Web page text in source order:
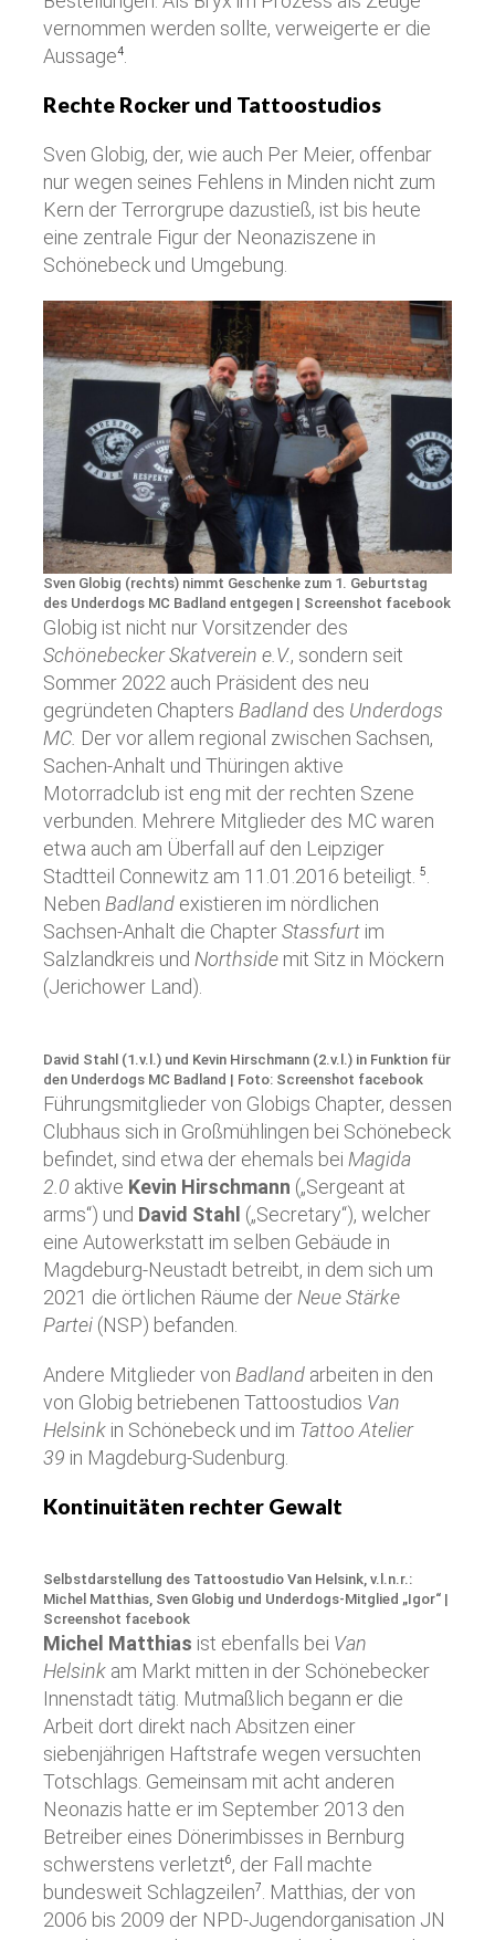
vernommen werden sollte, verweigerte er die
Aussage4
Rechte Rocker und Tattoostudios
Sven Globig, der, wie auch Per Meier, offenbar
nur wegen seines Fehlens in Minden nicht zum
Kern der Terrorgrupe dazustieß, ist bis heute
eine zentrale Figur der Neonaziszene in
Schönebeck und Umgebung.
Sven Globig (rechts) nimmt Geschenke zum 1. Geburtstag
des Underdogs MC Badland entgegen | Screenshot facebook
Globig ist nicht nur Vorsitzender des
Schönebecker Skatverein e.V., sondern seit
Sommer 2022 auch Präsident des neu
gegründeten Chapters Badland des Underdogs
MC. Der vor allem regional zwischen Sachsen,
Sachen-Anhalt und Thüringen aktive
Motorradclub ist eng mit der rechten Szene
verbunden. Mehrere Mitglieder des MC waren
etwa auch am Überfall auf den Leipziger
Stadtteil Connewitz am 11.01.2016 beteiligt.
5
Neben Badland existieren im nördlichen
Sachsen-Anhalt die ChapterStassfurt im
Salzlandkreis und Northside mit Sitz in Möckern
(Jerichower Land).
David Stahl (1.v.l.) und Kevin Hirschmann (2.v.l.) in Funktion für
den Underdogs MC Badland | Foto: Screenshot facebook
Führungsmitglieder von Globigs Chapter, dessen
Clubhaus sich in Großmühlingen bei Schönebeck
befindet, sind etwa der ehemals bei Magida
2.0 aktive Kevin Hirschmann („Sergeant at
arms“) und David Stahl („Secretary“), welcher
eine Autowerkstatt im selben Gebäude in
Magdeburg-Neustadt betreibt, in dem sich um
2021 die örtlichen Räume der Neue Stärke
Partei (NSP) befanden.
Andere Mitglieder von Badland arbeiten in den
von Globig betriebenen Tattoostudios Van
Helsink in Schönebeck und im Tattoo Atelier
39 in Magdeburg-Sudenburg.
Kontinuitäten rechter Gewalt
Selbstdarstellung des Tattoostudio Van Helsink, v.l.n.r.:
Michel Matthias, Sven Globig und Underdogs-Mitglied „Igor“ |
Screenshot facebook
Michel Matthias ist ebenfalls bei Van
Helsink am Markt mitten in der Schönebecker
Innenstadt tätig. Mutmaßlich begann er die
Arbeit dort direkt nach Absitzen einer
siebenjährigen Haftstrafe wegen versuchten
Totschlags. Gemeinsam mit acht anderen
Neonazis hatte er im September 2013 den
Betreiber eines Dönerimbisses in Bernburg
schwerstens verletzt6, der Fall machte
bundesweit Schlagzeilen7
. Matthias, der von
2006 bis 2009 der NPD-Jugendorganisation JN